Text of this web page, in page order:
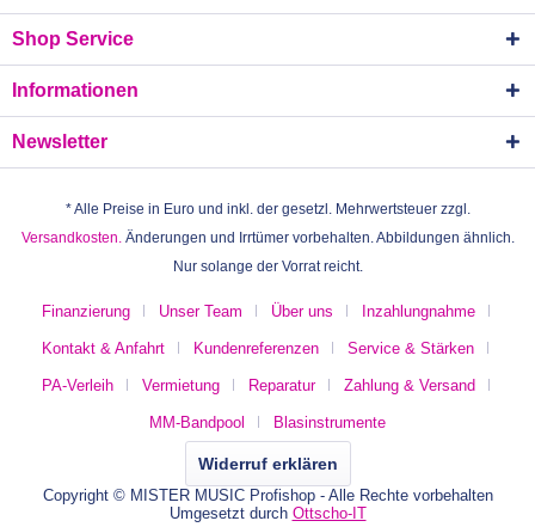
Shop Service
Informationen
Newsletter
* Alle Preise in Euro und inkl. der gesetzl. Mehrwertsteuer zzgl.
Versandkosten. Änderungen und Irrtümer vorbehalten. Abbildungen ähnlich.
Nur solange der Vorrat reicht.
Finanzierung Unser Team Über uns Inzahlungnahme
Kontakt & Anfahrt Kundenreferenzen Service & Stärken
PA-Verleih Vermietung Reparatur Zahlung & Versand
MM-Bandpool Blasinstrumente
Widerruf erklären
Copyright © MISTER MUSIC Profishop - Alle Rechte vorbehalten
Umgesetzt durch Ottscho-IT